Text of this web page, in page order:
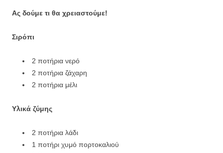
Ας δούμε τι θα χρειαστούμε!
Σιρόπι
2 ποτήρια νερό
2 ποτήρια ζάχαρη
2 ποτήρια μέλι
Υλικά ζύμης
2 ποτήρια λάδι
1 ποτήρι χυμό πορτοκαλιού